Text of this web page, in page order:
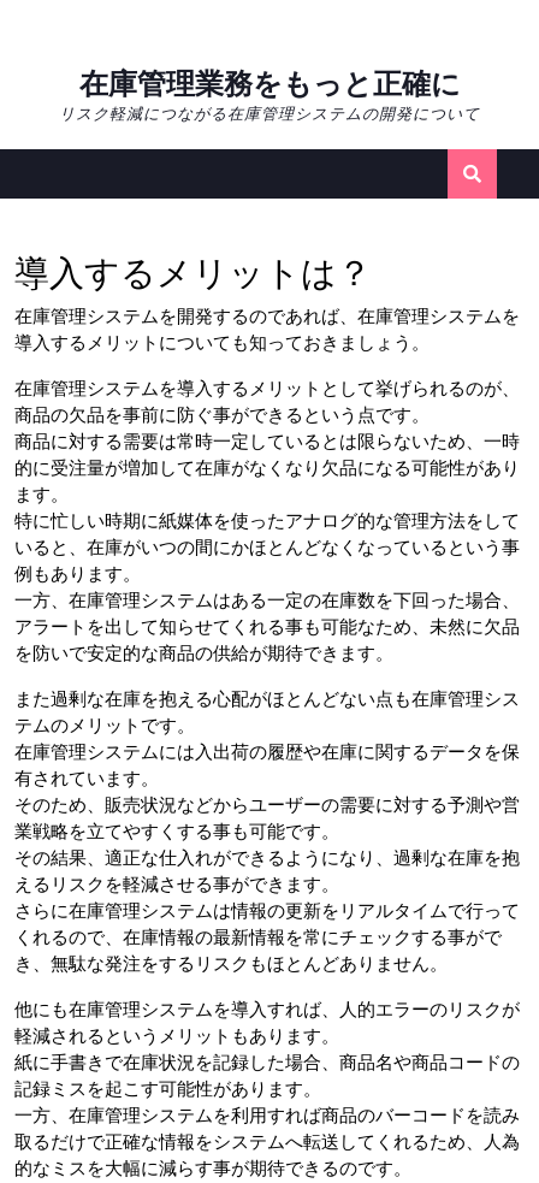
在庫管理業務をもっと正確に
リスク軽減につながる在庫管理システムの開発について
導入するメリットは？
在庫管理システムを開発するのであれば、在庫管理システムを
導入するメリットについても知っておきましょう。
在庫管理システムを導入するメリットとして挙げられるのが、
商品の欠品を事前に防ぐ事ができるという点です。
商品に対する需要は常時一定しているとは限らないため、一時
的に受注量が増加して在庫がなくなり欠品になる可能性があり
ます。
特に忙しい時期に紙媒体を使ったアナログ的な管理方法をして
いると、在庫がいつの間にかほとんどなくなっているという事
例もあります。
一方、在庫管理システムはある一定の在庫数を下回った場合、
アラートを出して知らせてくれる事も可能なため、未然に欠品
を防いで安定的な商品の供給が期待できます。
また過剰な在庫を抱える心配がほとんどない点も在庫管理シス
テムのメリットです。
在庫管理システムには入出荷の履歴や在庫に関するデータを保
有されています。
そのため、販売状況などからユーザーの需要に対する予測や営
業戦略を立てやすくする事も可能です。
その結果、適正な仕入れができるようになり、過剰な在庫を抱
えるリスクを軽減させる事ができます。
さらに在庫管理システムは情報の更新をリアルタイムで行って
くれるので、在庫情報の最新情報を常にチェックする事がで
き、無駄な発注をするリスクもほとんどありません。
他にも在庫管理システムを導入すれば、人的エラーのリスクが
軽減されるというメリットもあります。
紙に手書きで在庫状況を記録した場合、商品名や商品コードの
記録ミスを起こす可能性があります。
一方、在庫管理システムを利用すれば商品のバーコードを読み
取るだけで正確な情報をシステムへ転送してくれるため、人為
的なミスを大幅に減らす事が期待できるのです。